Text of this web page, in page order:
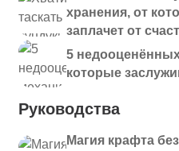
хранения, от
заплачет от
5
которые
Руководства
Магия крафта